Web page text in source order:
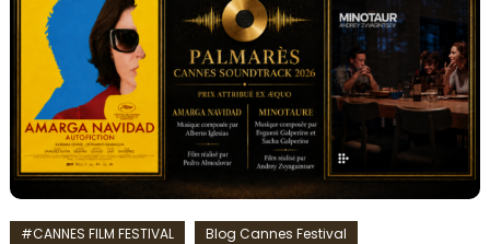
#CANNES FILM FESTIVAL
Blog Cannes Festival